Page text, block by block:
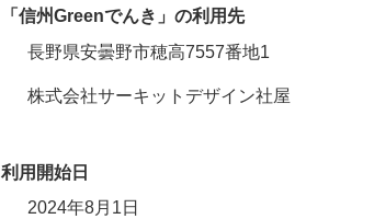
「信州Greenでんき」の利用先
長野県安曇野市穂高7557番地1
株式会社サーキットデザイン社屋
利用開始日
2024年8月1日